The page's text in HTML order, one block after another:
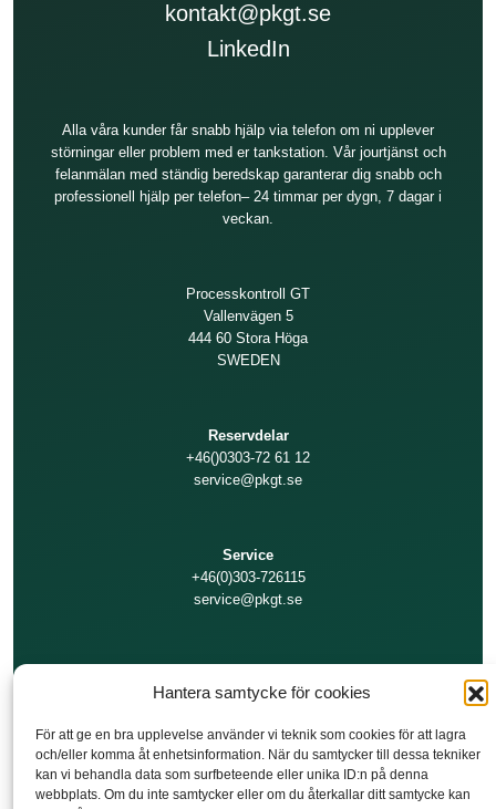
Hantera samtycke för cookies
För att ge en bra upplevelse använder vi teknik som cookies för att lagra
och/eller komma åt enhetsinformation. När du samtycker till dessa tekniker
kan vi behandla data som surfbeteende eller unika ID:n på denna
webbplats. Om du inte samtycker eller om du återkallar ditt samtycke kan
kontakt@pkgt.se
LinkedIn
Alla våra kunder får snabb hjälp via telefon om ni upplever
störningar eller problem med er tankstation. Vår jourtjänst och
felanmälan med ständig beredskap garanterar dig snabb och
professionell hjälp per telefon– 24 timmar per dygn, 7 dagar i
veckan.
Processkontroll GT
Vallenvägen 5
444 60 Stora Höga
SWEDEN
Reservdelar
+46()0303-72 61 12
service@pkgt.se
Service
+46(0)303-726115
service@pkgt.se
+46(0)303-726111
Ekonomi/Fakturor